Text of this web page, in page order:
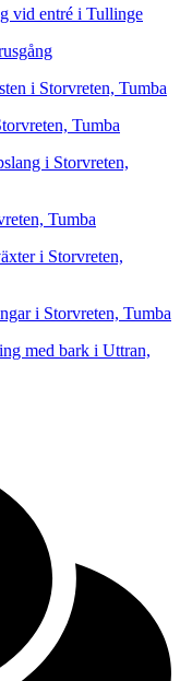
vid entré i Tullinge
i Storvreten, Tumba
Tumba
i Storvreten,
Tumba
i Storvreten,
i Storvreten, Tumba
med bark i Uttran,